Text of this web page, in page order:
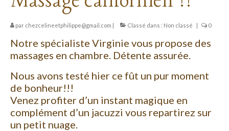
Chambre marie aux portes du parc naturel
des Pyrénées Ariégeoises.
grottes du mas d’azil
Séjours sur mesure
Séjour en amoureux avec jacuzzi à une
heure de Toulouse;
par chezcelineetphilippe@gmail.com | Classé dans : Non classé | 0
Notre spécialiste Virginie vous propose des
massages en chambre. Détente assurée.
Nous avons testé hier ce fût un pur moment
de bonheur!!!
Venez profiter d’un instant magique en
complément d’un jacuzzi vous repartirez sur
un petit nuage.